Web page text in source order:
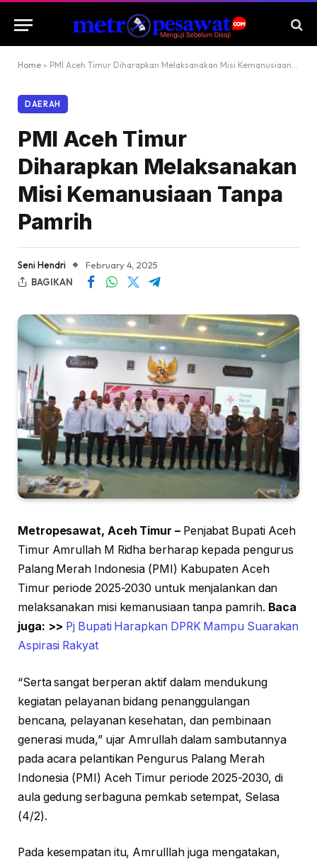
Home » PMI Aceh Timur Diharapkan Melaksanakan Misi Kemanusiaan Tanpa Pamrih
DAERAH
PMI Aceh Timur
Diharapkan Melaksanakan
Misi Kemanusiaan Tanpa
Pamrih
Seni Hendri
February 4, 2025
BAGIKAN
Metropesawat, Aceh Timur – Penjabat Bupati Aceh
Timur Amrullah M Ridha berharap kepada pengurus
Palang Merah Indonesia (PMI) Kabupaten Aceh
Timur periode 2025-2030 untuk menjalankan dan
melaksanakan misi kemanusiaan tanpa pamrih. Baca
juga: >> Pj Bupati Harapkan DPRK Mampu Suarakan
Aspirasi Rakyat
“Serta sangat berperan aktif dalam mendukung
kegiatan pelayanan bidang penanggulangan
bencana, pelayanan kesehatan, dan pembinaan
generasi muda,” ujar Amrullah dalam sambutannya
pada acara pelantikan Pengurus Palang Merah
Indonesia (PMI) Aceh Timur periode 2025-2030, di
aula gedung serbaguna pemkab setempat, Selasa
(4/2).
Pada kesempatan itu, Amrulllah juga mengatakan,